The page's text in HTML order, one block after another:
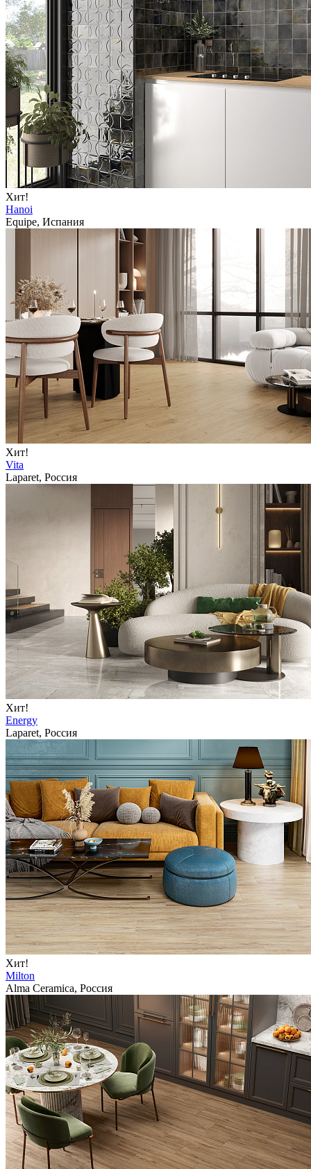
Хит!
Hanoi
Equipe, Испания
Хит!
Vita
Laparet, Россия
Хит!
Energy
Laparet, Россия
Хит!
Milton
Alma Ceramica, Россия